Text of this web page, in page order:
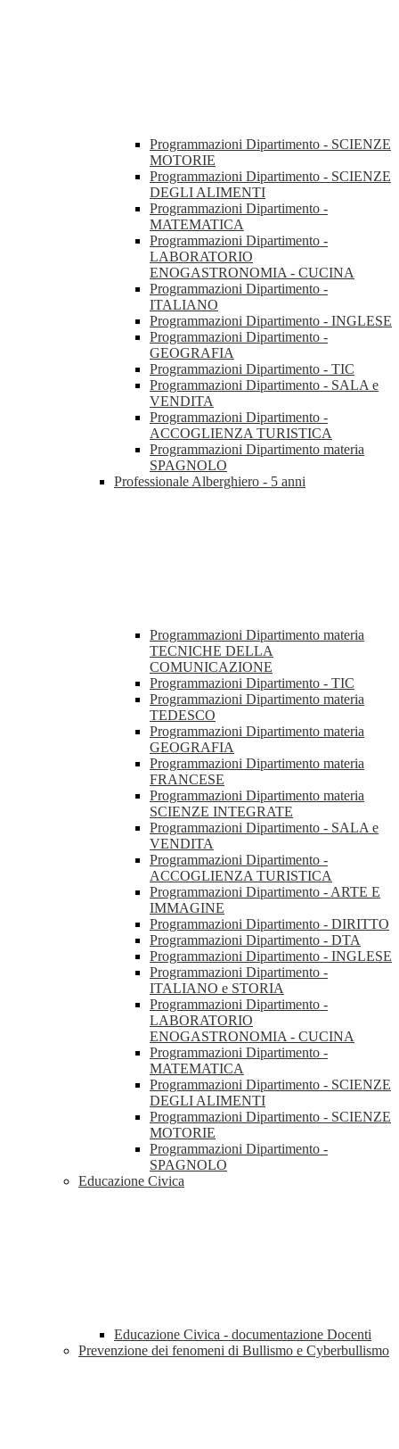
Programmazioni Dipartimento - SCIENZE
MOTORIE
Programmazioni Dipartimento - SCIENZE
DEGLI ALIMENTI
Programmazioni Dipartimento -
MATEMATICA
Programmazioni Dipartimento -
LABORATORIO
ENOGASTRONOMIA - CUCINA
Programmazioni Dipartimento -
ITALIANO
Programmazioni Dipartimento - INGLESE
Programmazioni Dipartimento -
GEOGRAFIA
Programmazioni Dipartimento - TIC
Programmazioni Dipartimento - SALA e
VENDITA
Programmazioni Dipartimento -
ACCOGLIENZA TURISTICA
Programmazioni Dipartimento materia
SPAGNOLO
Professionale Alberghiero - 5 anni
Programmazioni Dipartimento materia
TECNICHE DELLA
COMUNICAZIONE
Programmazioni Dipartimento - TIC
Programmazioni Dipartimento materia
TEDESCO
Programmazioni Dipartimento materia
GEOGRAFIA
Programmazioni Dipartimento materia
FRANCESE
Programmazioni Dipartimento materia
SCIENZE INTEGRATE
Programmazioni Dipartimento - SALA e
VENDITA
Programmazioni Dipartimento -
ACCOGLIENZA TURISTICA
Programmazioni Dipartimento - ARTE E
IMMAGINE
Programmazioni Dipartimento - DIRITTO
Programmazioni Dipartimento - DTA
Programmazioni Dipartimento - INGLESE
Programmazioni Dipartimento -
ITALIANO e STORIA
Programmazioni Dipartimento -
LABORATORIO
ENOGASTRONOMIA - CUCINA
Programmazioni Dipartimento -
MATEMATICA
Programmazioni Dipartimento - SCIENZE
DEGLI ALIMENTI
Programmazioni Dipartimento - SCIENZE
MOTORIE
Programmazioni Dipartimento -
SPAGNOLO
Educazione Civica
Educazione Civica - documentazione Docenti
Prevenzione dei fenomeni di Bullismo e Cyberbullismo